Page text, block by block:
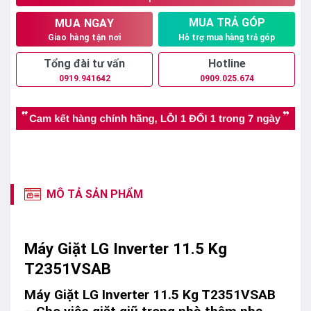
MUA NGAY
Giao hàng tận nơi
MUA TRẢ GÓP
Hỗ trợ mua hàng trả góp
Tổng đài tư vấn
0919.941642
Hotline
0909.025.674
MÔ TẢ SẢN PHẨM
Máy Giặt LG Inverter 11.5 Kg
T2351VSAB
Máy Giặt LG Inverter 11.5 Kg T2351VSAB